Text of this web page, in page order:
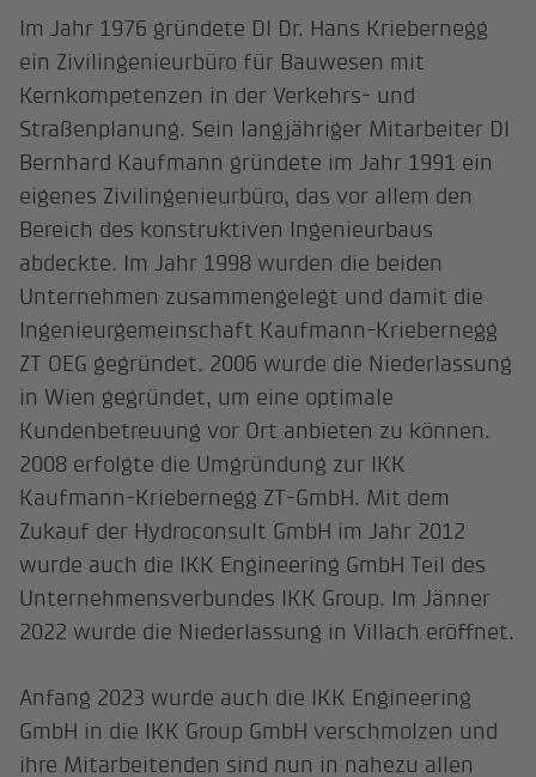
Im Jahr 1976 gründete DI Dr. Hans Kriebernegg
ein Zivilingenieurbüro für Bauwesen mit
Kernkompetenzen in der Verkehrs- und
Straßenplanung. Sein langjähriger Mitarbeiter DI
Bernhard Kaufmann gründete im Jahr 1991 ein
eigenes Zivilingenieurbüro, das vor allem den
Bereich des konstruktiven Ingenieurbaus
abdeckte. Im Jahr 1998 wurden die beiden
Unternehmen zusammengelegt und damit die
Ingenieurgemeinschaft Kaufmann-Kriebernegg
ZT OEG gegründet. 2006 wurde die Niederlassung
in Wien gegründet, um eine optimale
Kundenbetreuung vor Ort anbieten zu können.
2008 erfolgte die Umgründung zur IKK
Kaufmann-Kriebernegg ZT-GmbH. Mit dem
Zukauf der Hydroconsult GmbH im Jahr 2012
wurde auch die IKK Engineering GmbH Teil des
Unternehmensverbundes IKK Group. Im Jänner
2022 wurde die Niederlassung in Villach eröffnet.
Anfang 2023 wurde auch die IKK Engineering
GmbH in die IKK Group GmbH verschmolzen und
ihre Mitarbeitenden sind nun in nahezu allen